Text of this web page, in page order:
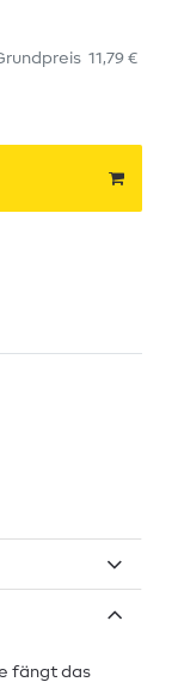
11,79 €
fängt das